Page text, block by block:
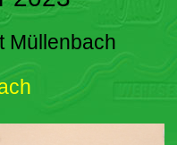
Müllenbach